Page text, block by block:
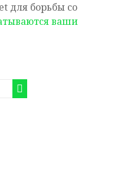
для борьбы со
ваши